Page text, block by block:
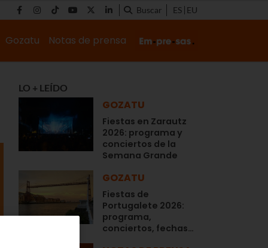
Buscar ES EU
Gozatu Notas de prensa
LO + LEÍDO
GOZATU
Fiestas en Zarautz
2026: programa y
conciertos de la
Semana Grande
GOZATU
Fiestas de
Portugalete 2026:
programa,
conciertos, fechas…